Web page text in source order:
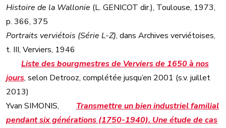
Histoire de la Wallonie (L. GENICOT dir.), Toulouse, 1973,
p. 366, 375
Portraits verviétois (Série L-Z), dans Archives verviétoises,
t. III, Verviers, 1946
Liste des bourgmestres de Verviers de 1650 à nos
jours, selon Detrooz, complétée jusqu’en 2001 (s.v. juillet
2013)
Yvan SIMONIS,
Transmettre un bien industriel familial
pendant six générations (1750-1940). Une étude de cas